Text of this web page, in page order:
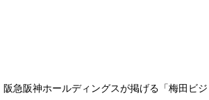
阪急阪神ホールディングスが掲げる「梅田ビジ